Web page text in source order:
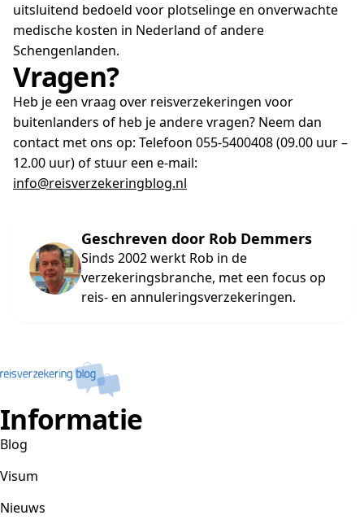
uitsluitend bedoeld voor plotselinge en onverwachte
medische kosten in Nederland of andere
Schengenlanden.
Vragen?
Heb je een vraag over reisverzekeringen voor
buitenlanders of heb je andere vragen? Neem dan
contact met ons op: Telefoon 055-5400408 (09.00 uur –
12.00 uur) of stuur een e-mail:
info@reisverzekeringblog.nl
Geschreven door Rob Demmers
Sinds 2002 werkt Rob in de
verzekeringsbranche, met een focus op
reis- en annuleringsverzekeringen.
Informatie
Blog
Visum
Nieuws